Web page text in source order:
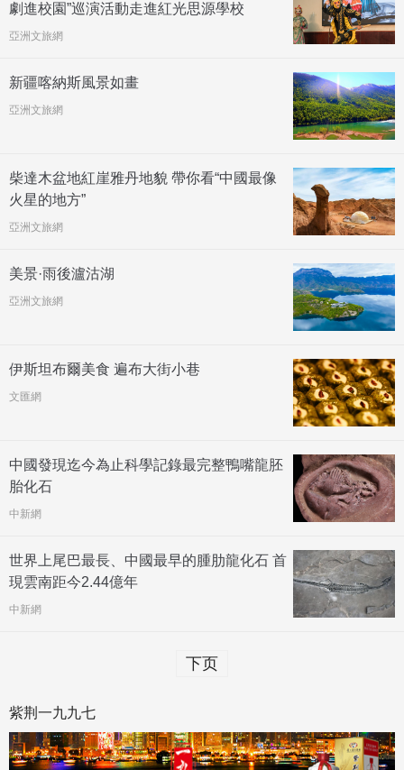
劇進校園”巡演活動走進紅光思源學校
亞洲文旅網
新疆喀納斯風景如畫
亞洲文旅網
柴達木盆地紅崖雅丹地貌 帶你看“中國最像
火星的地方”
亞洲文旅網
美景·雨後瀘沽湖
亞洲文旅網
伊斯坦布爾美食 遍布大街小巷
文匯網
中國發現迄今為止科學記錄最完整鴨嘴龍胚
胎化石
中新網
世界上尾巴最長、中國最早的腫肋龍化石 首
現雲南距今2.44億年
中新網
下页
紫荆一九九七